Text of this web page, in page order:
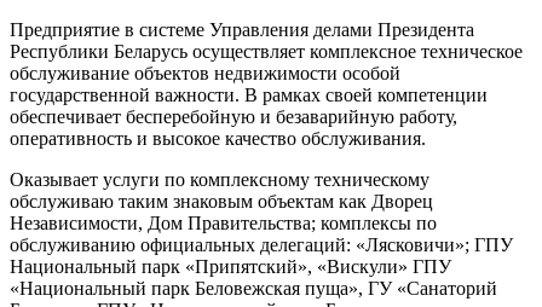
Предприятие в системе Управления делами Президента
Республики Беларусь осуществляет комплексное техническое
обслуживание объектов недвижимости особой
государственной важности. В рамках своей компетенции
обеспечивает бесперебойную и безаварийную работу,
оперативность и высокое качество обслуживания.
Оказывает услуги по комплексному техническому
обслуживаю таким знаковым объектам как Дворец
Независимости, Дом Правительства; комплексы по
обслуживанию официальных делегаций: «Лясковичи»; ГПУ
Национальный парк «Припятский», «Вискули» ГПУ
«Национальный парк Беловежская пуща», ГУ «Санаторий